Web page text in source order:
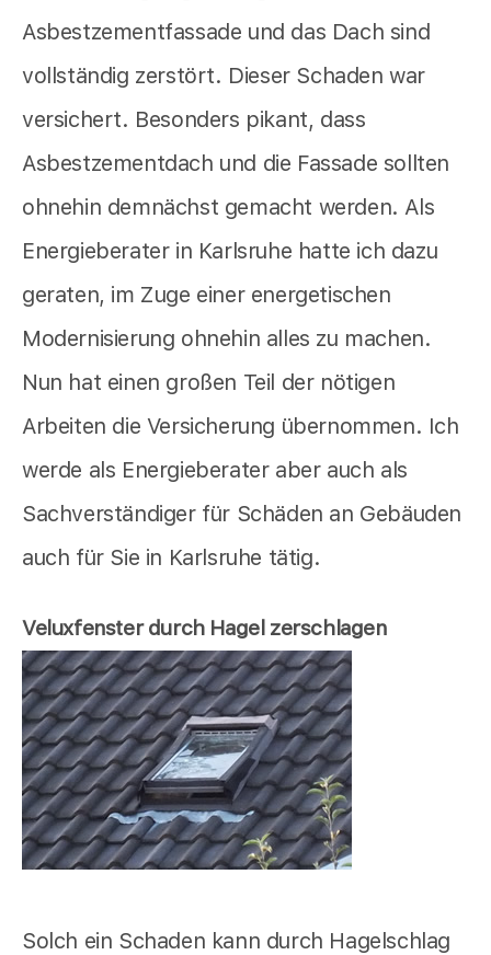
Asbestzementfassade und das Dach sind
vollständig zerstört. Dieser Schaden war
versichert. Besonders pikant, dass
Asbestzementdach und die Fassade sollten
ohnehin demnächst gemacht werden. Als
Energieberater in Karlsruhe hatte ich dazu
geraten, im Zuge einer energetischen
Modernisierung ohnehin alles zu machen.
Nun hat einen großen Teil der nötigen
Arbeiten die Versicherung übernommen. Ich
werde als Energieberater aber auch als
Sachverständiger für Schäden an Gebäuden
auch für Sie in Karlsruhe tätig.
Veluxfenster durch Hagel zerschlagen
Solch ein Schaden kann durch Hagelschlag